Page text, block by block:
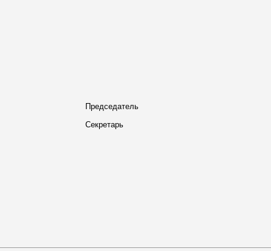
Председатель
Секретарь